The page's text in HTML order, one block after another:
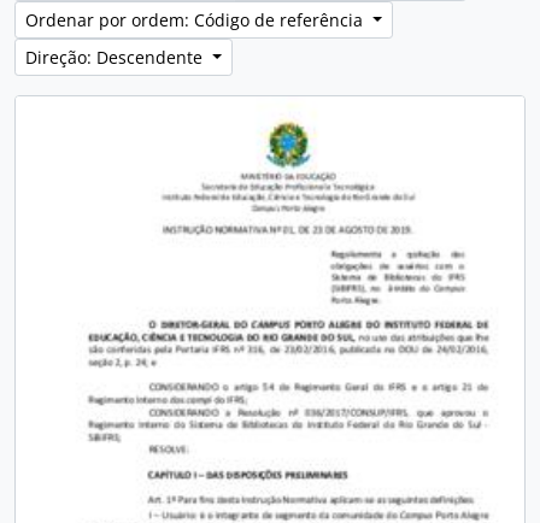
Ordenar por ordem: Código de referência
Direção: Descendente